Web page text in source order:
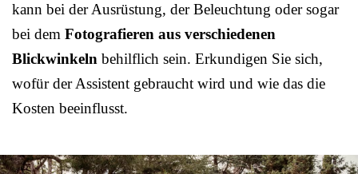
kann bei der Ausrüstung, der Beleuchtung oder sogar
bei dem Fotografieren aus verschiedenen
Blickwinkeln behilflich sein. Erkundigen Sie sich,
wofür der Assistent gebraucht wird und wie das die
Kosten beeinflusst.